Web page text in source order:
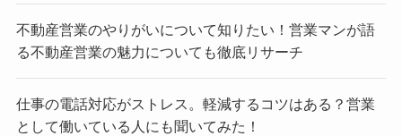
不動産営業のやりがいについて知りたい！営業マンが語
る不動産営業の魅力についても徹底リサーチ
仕事の電話対応がストレス。軽減するコツはある？営業
として働いている人にも聞いてみた！